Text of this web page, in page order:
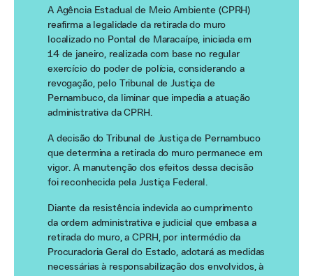
A Agência Estadual de Meio Ambiente (CPRH)
reafirma a legalidade da retirada do muro
localizado no Pontal de Maracaípe, iniciada em
14 de janeiro, realizada com base no regular
exercício do poder de polícia, considerando a
revogação, pelo Tribunal de Justiça de
Pernambuco, da liminar que impedia a atuação
administrativa da CPRH.
A decisão do Tribunal de Justiça de Pernambuco
que determina a retirada do muro permanece em
vigor. A manutenção dos efeitos dessa decisão
foi reconhecida pela Justiça Federal.
Diante da resistência indevida ao cumprimento
da ordem administrativa e judicial que embasa a
retirada do muro, a CPRH, por intermédio da
Procuradoria Geral do Estado, adotará as medidas
necessárias à responsabilização dos envolvidos, à